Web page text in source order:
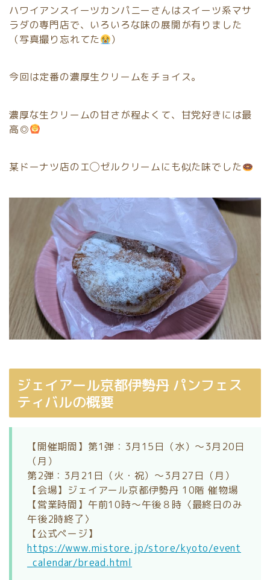
ハワイアンスイーツカンパニーさんはスイーツ系マサ
ラダの専門店で、いろいろな味の展開が有りました
（写真撮り忘れてた
）
今回は定番の濃厚生クリームをチョイス。
濃厚な生クリームの甘さが程よくて、甘党好きには最
高◎
某ドーナツ店のエ◯ゼルクリームにも似た味でした
ジェイアール京都伊勢丹 パンフェス
ティバルの概要
【開催期間】第1弾：3月15日（水）～3月20日
（月）
第2弾：3月21日（火・祝）～3月27日（月）
【会場】ジェイアール京都伊勢丹 10階 催物場
【営業時間】午前10時～午後８時〈最終日のみ
午後2時終了〉
【公式ページ】
https://www.mistore.jp/store/kyoto/event
_calendar/bread.html